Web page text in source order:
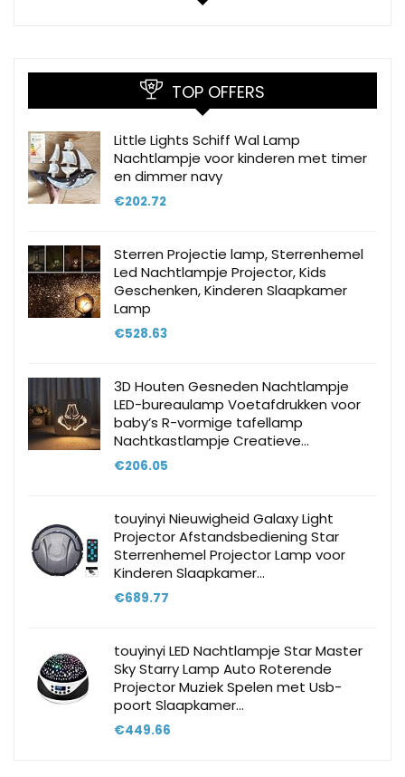
TOP OFFERS
Little Lights Schiff Wal Lamp
Nachtlampje voor kinderen met timer
en dimmer navy
€202.72
Sterren Projectie lamp, Sterrenhemel
Led Nachtlampje Projector, Kids
Geschenken, Kinderen Slaapkamer
Lamp
€528.63
3D Houten Gesneden Nachtlampje
LED-bureaulamp Voetafdrukken voor
baby’s R-vormige tafellamp
Nachtkastlampje Creatieve…
€206.05
touyinyi Nieuwigheid Galaxy Light
Projector Afstandsbediening Star
Sterrenhemel Projector Lamp voor
Kinderen Slaapkamer…
€689.77
touyinyi LED Nachtlampje Star Master
Sky Starry Lamp Auto Roterende
Projector Muziek Spelen met Usb-
poort Slaapkamer…
€449.66